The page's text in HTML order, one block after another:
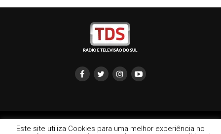
Copyright © 2022 TDS - Rádio e Televisão do Sul | redação:
Este site utiliza Cookies para uma melhor experiência no